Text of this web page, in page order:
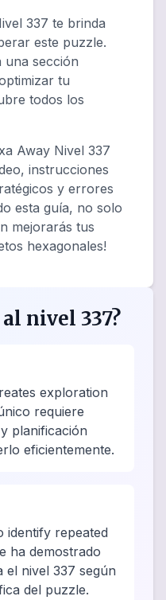
337 te brinda
este puzzle.
una sección
tu
todos los
Away Nivel 337
instrucciones
y errores
esta guía, no solo
mejorarás tus
hexagonales!
nivel 337?
exploration
requiere
planificación
eficientemente.
identify repeated
ha demostrado
el nivel 337 según
del puzzle.